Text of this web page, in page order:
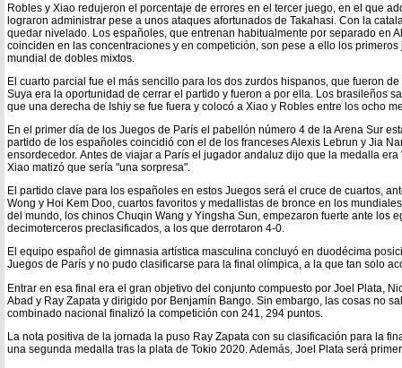
Robles y Xiao redujeron el porcentaje de errores en el tercer juego, en el que
lograron administrar pese a unos ataques afortunados de Takahasi. Con la
quedar nivelado. Los españoles, que entrenan habitualmente por separado en
coinciden en las concentraciones y en competición, son pese a ello los
mundial de dobles mixtos.
El cuarto parcial fue el más sencillo para los dos zurdos hispanos, que fueron
Suya era la oportunidad de cerrar el partido y fueron a por ella. Los brasileños
que una derecha de Ishiy se fue fuera y colocó a Xiao y Robles entre los ocho
En el primer día de los Juegos de París el pabellón número 4 de la Arena Sur
partido de los españoles coincidió con el de los franceses Alexis Lebrun y Jia
ensordecedor. Antes de viajar a París el jugador andaluz dijo que la medalla
Xiao matizó que sería "una sorpresa".
El partido clave para los españoles en estos Juegos será el cruce de cuartos,
Wong y Hoi Kem Doo, cuartos favoritos y medallistas de bronce en los
del mundo, los chinos Chuqin Wang y Yingsha Sun, empezaron fuerte ante los
decimoterceros preclasificados, a los que derrotaron 4-0.
El equipo español de gimnasia artística masculina concluyó en duodécima
Juegos de París y no pudo clasificarse para la final olímpica, a la que tan solo
Entrar en esa final era el gran objetivo del conjunto compuesto por Joel Plata,
Abad y Ray Zapata y dirigido por Benjamín Bango. Sin embargo, las cosas no
combinado nacional finalizó la competición con 241, 294 puntos.
La nota positiva de la jornada la puso Ray Zapata con su clasificación para la
una segunda medalla tras la plata de Tokio 2020. Además, Joel Plata será